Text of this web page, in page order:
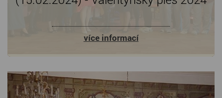
více informací